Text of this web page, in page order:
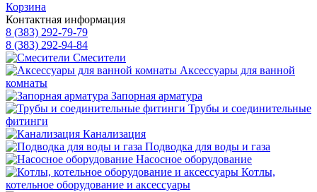
Корзина
Контактная информация
8 (383) 292-79-79
8 (383) 292-94-84
Смесители
Аксессуары для ванной
комнаты
Запорная арматура
Трубы и соединительные
фитинги
Канализация
Подводка для воды и газа
Насосное оборудование
Котлы,
котельное оборудование и аксессуары